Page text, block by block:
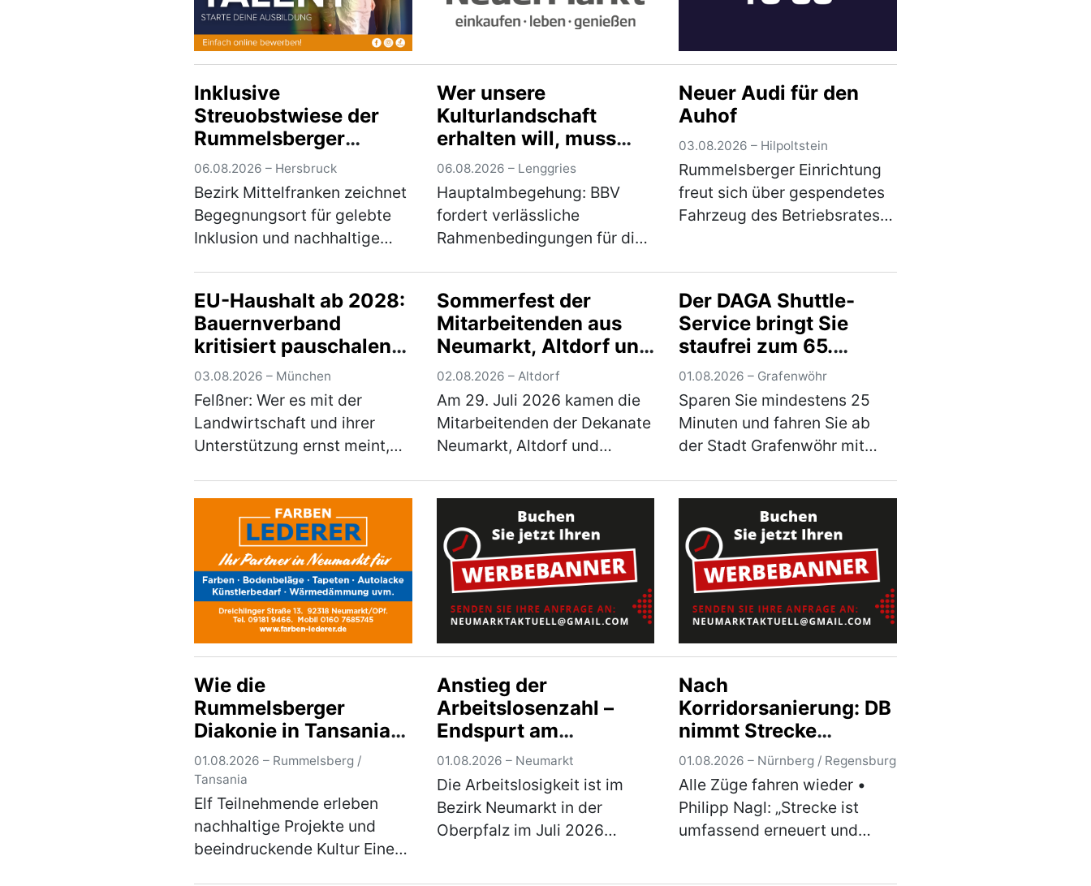
Inklusive
Streuobstwiese der
Rummelsberger
Diakonie mit
Inklusionspreis
ausgezeichnet
06.08.2026 – Hersbruck
Bezirk Mittelfranken zeichnet
Begegnungsort für gelebte
Inklusion und nachhaltige
Haus Weiher: Die inklusive
Streuobstwiese des
Fachbereichs Autismus d…
(mehr)
Wer unsere
Kulturlandschaft
erhalten will, muss
ihre Bewirtschaftung
sichern
06.08.2026 – Lenggries
Hauptalmbegehung: BBV
fordert verlässliche
Rahmenbedingungen für die
Almwirtschaftlichen Vereins
Oberbayern am Mittwoch (5.
August) auf den
Schönbergalmen be…
Neuer Audi für den
Auhof
03.08.2026 – Hilpoltstein
Rummelsberger Einrichtung
freut sich über gespendetes
Fahrzeug des Betriebsrates
bereichert ab sofort den
Fuhrpark des Auhofs, d…
(mehr)
EU-Haushalt ab 2028:
Bauernverband
kritisiert pauschalen
Kürzungswünsche der
Bundesregierung
03.08.2026 – München
Felßner: Wer es mit der
Landwirtschaft und ihrer
Unterstützung ernst meint,
fordern Anlässlich der immer
wieder wie erst kürzlich in
Dublin vonseit…(mehr)
Sommerfest der
Mitarbeitenden aus
Neumarkt, Altdorf und
Hersbruck
02.08.2026 – Altdorf
Am 29. Juli 2026 kamen die
Mitarbeitenden der Dekanate
Neumarkt, Altdorf und
zusammen. Den Auftakt
bildete eine Stadtführung
durch Altdorf: Die Tei…
(mehr)
Der DAGA Shuttle-
Service bringt Sie
staufrei zum 65.
Deutsch-
Amerikanischen
Volksfest auf den
Truppenübungsplatz
01.08.2026 – Grafenwöhr
Sparen Sie mindestens 25
Minuten und fahren Sie ab
der Stadt Grafenwöhr mit
sozialen Projekten und den
Feuerwehren zugute Der
Deutsch-Amerikanische
Gemei…(mehr)
Wie die
Rummelsberger
Diakonie in Tansania
wirkt
01.08.2026 – Rummelsberg /
Tansania
Elf Teilnehmende erleben
nachhaltige Projekte und
beeindruckende Kultur Eine
Anstieg der
Arbeitslosenzahl –
Endspurt am
Ausbildungsmarkt
01.08.2026 – Neumarkt
Die Arbeitslosigkeit ist im
Bezirk Neumarkt in der
Oberpfalz im Juli 2026
Nach
Korridorsanierung: DB
nimmt Strecke
Nürnberg –
Regensburg wieder in
Betrieb
01.08.2026 – Nürnberg / Regensburg
Alle Züge fahren wieder •
Philipp Nagl: „Strecke ist
umfassend erneuert und